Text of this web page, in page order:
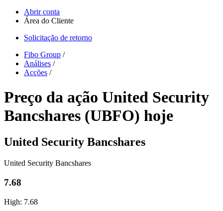
Abrir conta
Área do Cliente
Solicitação de retorno
Fibo Group /
Análises /
Acções /
Preço da ação United Security
Bancshares (UBFO) hoje
United Security Bancshares
United Security Bancshares
7.68
High: 7.68